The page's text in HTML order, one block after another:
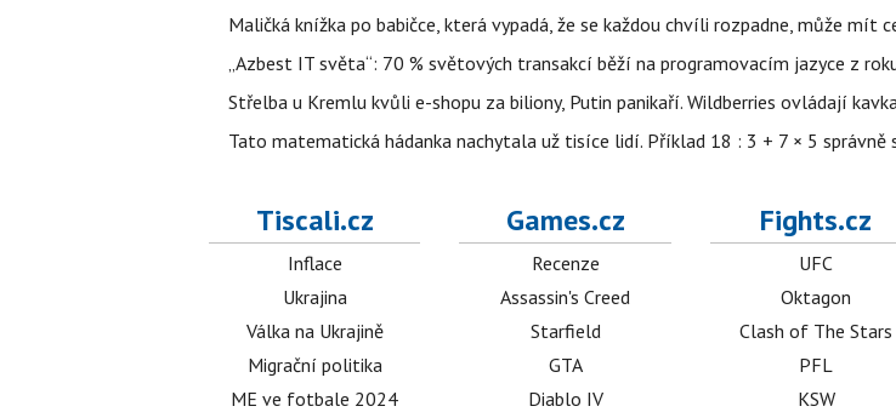
Maličká knížka po babičce, která vypadá, že se každou chvíli rozpadne, může mít
„Azbest IT světa“: 70 % světových transakcí běží na programovacím jazyce z
Střelba u Kremlu kvůli e-shopu za biliony, Putin panikaří. Wildberries ovládají
Tato matematická hádanka nachytala už tisíce lidí. Příklad 18 : 3 + 7 × 5
Tiscali.cz
Inflace
Ukrajina
Válka na Ukrajině
Migrační politika
ME ve fotbale 2024
Games.cz
Recenze
Assassin's Creed
Starfield
GTA
Diablo IV
Fights.cz
UFC
Oktagon
Clash of The Stars
PFL
KSW